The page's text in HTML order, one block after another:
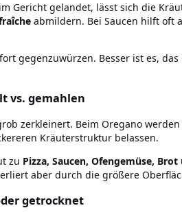
Gericht gelandet, lässt sich die
abmildern. Bei Saucen hilft oft
gegenzuwürzen. Besser ist es,
vs. gemahlen
zerkleinert. Beim Oregano
Kräuterstruktur belassen.
zu Pizza, Saucen, Ofengemüse,
aber durch die größere
getrocknet